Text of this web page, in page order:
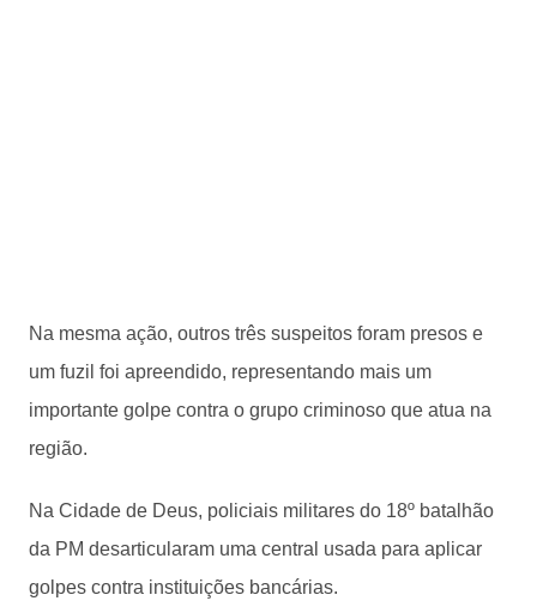
Na mesma ação, outros três suspeitos foram presos e
um fuzil foi apreendido, representando mais um
importante golpe contra o grupo criminoso que atua na
região.
Na Cidade de Deus, policiais militares do 18º batalhão
da PM desarticularam uma central usada para aplicar
golpes contra instituições bancárias.